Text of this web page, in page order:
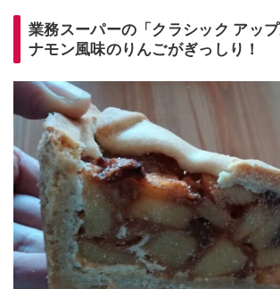
業務スーパーの「クラシック アッ
ナモン風味のりんごがぎっしり！